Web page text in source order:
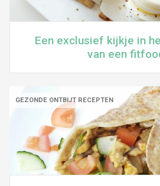
Een exclusief kijkje in
van een
GEZONDE ONTBIJT RECEPTEN